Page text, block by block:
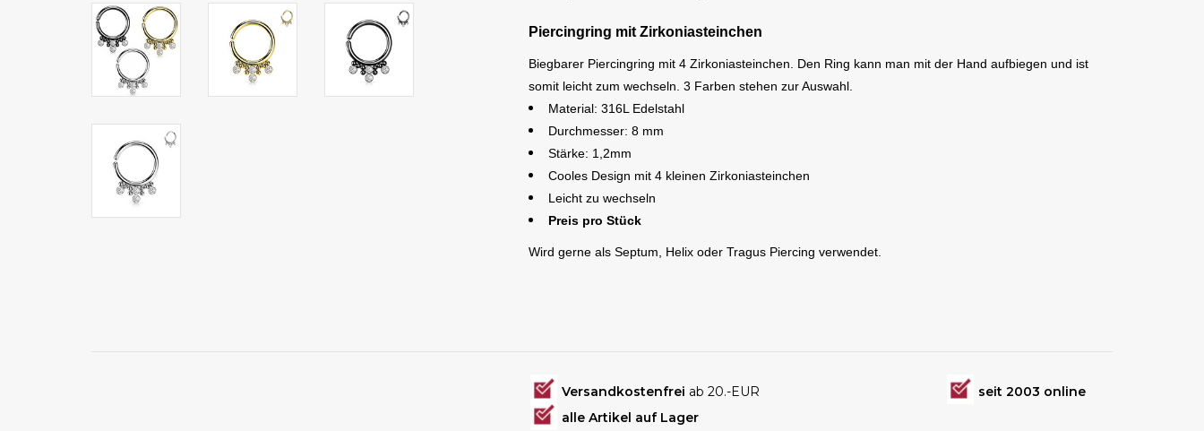
Piercingring mit Zirkoniasteinchen
Biegbarer Piercingring mit 4 Zirkoniasteinchen. Den Ring kann man mit der Hand aufbiegen und ist
somit leicht zum wechseln. 3 Farben stehen zur Auswahl.
Material: 316L Edelstahl
Durchmesser: 8 mm
Stärke: 1,2mm
Cooles Design mit 4 kleinen Zirkoniasteinchen
Leicht zu wechseln
Preis pro Stück
Wird gerne als Septum, Helix oder Tragus Piercing verwendet.
Versandkostenfrei ab 20.-EUR
seit 2003 online
alle Artikel auf Lager